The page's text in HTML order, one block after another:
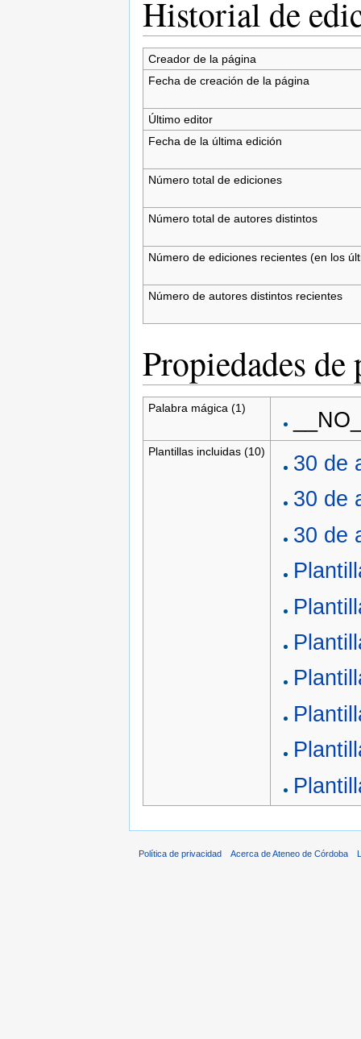
Historial de
Creador de la página
Fecha de creación de la página
Último editor
Fecha de la última edición
Número total de ediciones
Número total de autores distintos
Número de ediciones recientes (en los
Número de autores distintos recientes
Propiedades de
Palabra mágica (1)
Plantillas incluidas (10)
30 de
30 de
30 de
Política de privacidad Acerca de Ateneo de Córdoba